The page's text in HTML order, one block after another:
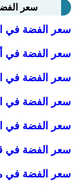
سعر
سعر الفضة في
سعر الفضة في
سعر الفضة في
سعر الفضة في
سعر الفضة في
سعر الفضة في
سعر الفضة في